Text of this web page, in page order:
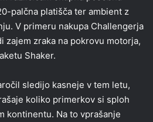
palčna platišča ter ambient z
V primeru nakupa Challengerja
zajem zraka na pokrovu motorja,
Shaker.
sledijo kasneje v tem letu,
koliko primerkov si sploh
kontinentu. Na to vprašanje